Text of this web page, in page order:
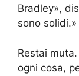
Bradley»,
sono solidi.»
Restai
ogni cosa,